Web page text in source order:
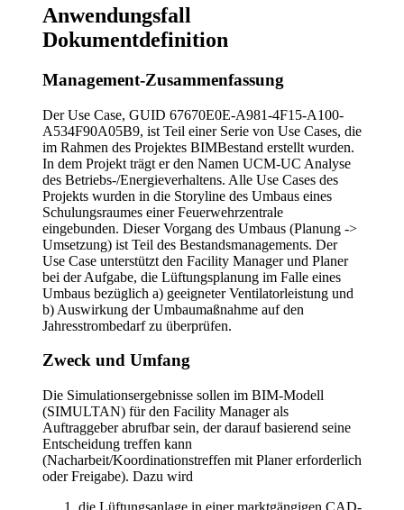
Anwendungsfall
Dokumentdefinition
Management-Zusammenfassung
Der Use Case, GUID 67670E0E-A981-4F15-A100-
A534F90A05B9, ist Teil einer Serie von Use Cases, die
im Rahmen des Projektes BIMBestand erstellt wurden.
In dem Projekt trägt er den Namen UCM-UC Analyse
des Betriebs-/Energieverhaltens. Alle Use Cases des
Projekts wurden in die Storyline des Umbaus eines
Schulungsraumes einer Feuerwehrzentrale
eingebunden. Dieser Vorgang des Umbaus (Planung ->
Umsetzung) ist Teil des Bestandsmanagements. Der
Use Case unterstützt den Facility Manager und Planer
bei der Aufgabe, die Lüftungsplanung im Falle eines
Umbaus bezüglich a) geeigneter Ventilatorleistung und
b) Auswirkung der Umbaumaßnahme auf den
Jahresstrombedarf zu überprüfen.
Zweck und Umfang
Die Simulationsergebnisse sollen im BIM-Modell
(SIMULTAN) für den Facility Manager als
Auftraggeber abrufbar sein, der darauf basierend seine
Entscheidung treffen kann
(Nacharbeit/Koordinationstreffen mit Planer erforderlich
oder Freigabe). Dazu wird
die Lüftungsanlage in einer marktgängigen CAD-